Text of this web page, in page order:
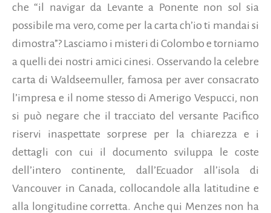
che “il navigar da Levante a Ponente non sol sia
possibile ma vero, come per la carta ch’io ti mandai si
dimostra”? Lasciamo i misteri di Colombo e torniamo
a quelli dei nostri amici cinesi. Osservando la celebre
carta di Waldseemuller, famosa per aver consacrato
l’impresa e il nome stesso di Amerigo Vespucci, non
si può negare che il tracciato del versante Pacifico
riservi inaspettate sorprese per la chiarezza e i
dettagli con cui il documento sviluppa le coste
dell’intero continente, dall’Ecuador all’isola di
Vancouver in Canada, collocandole alla latitudine e
alla longitudine corretta. Anche qui Menzes non ha